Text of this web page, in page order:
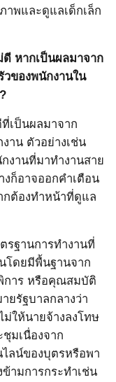
าพและดูแลเด็กเล็ก
ดี หากเป็นผลมาจาก
ของพนักงานใน
เป็นผลมาจาก
าน ตัวอย่างเช่น
งานที่มาทำงานสาย
ก็อาจออกคำเตือน
กต้องทำหน้าที่ดูแล
รฐานการทำงานที่
โดยมีพื้นฐานจาก
การ หรือคุณสมบัติ
ยรัฐบาลกลางว่า
ม่ให้นายจ้างลงโทษ
มเนื่องจาก
ลน์ของบุตรหรือพา
มการกระทำเช่น